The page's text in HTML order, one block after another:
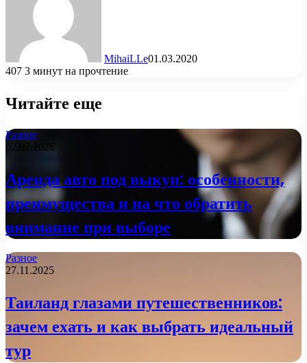
MihaiLLe01.03.2020
407 3 минут на прочтение
Читайте еще
Разное
02.07.2026
Аренда авто под выкуп: особенности,
преимущества и на что обратить
внимание при выборе
Разное
27.11.2025
Таиланд глазами путешественников:
зачем ехать и как выбрать идеальный
тур